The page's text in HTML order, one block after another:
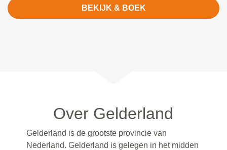
BEKIJK & BOEK
Over Gelderland
Gelderland is de grootste provincie van
Nederland. Gelderland is gelegen in het midden